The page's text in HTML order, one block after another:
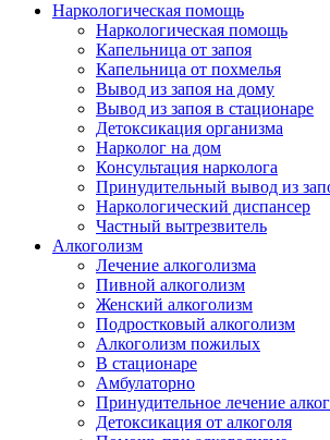
Наркологическая помощь
Наркологическая помощь
Капельница от запоя
Капельница от похмелья
Вывод из запоя на дому
Вывод из запоя в стационаре
Детоксикация организма
Нарколог на дом
Консультация нарколога
Принудительный вывод из
Наркологический диспансер
Частный вытрезвитель
Алкоголизм
Лечение алкоголизма
Пивной алкоголизм
Женский алкоголизм
Подростковый алкоголизм
Алкоголизм пожилых
В стационаре
Амбулаторно
Принудительное лечение
Детоксикация от алкоголя